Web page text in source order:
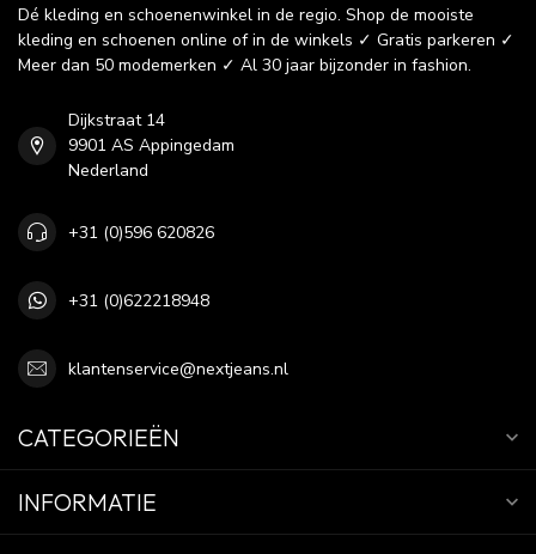
Dé kleding en schoenenwinkel in de regio. Shop de mooiste
kleding en schoenen online of in de winkels ✓ Gratis parkeren ✓
Meer dan 50 modemerken ✓ Al 30 jaar bijzonder in fashion.
Dijkstraat 14
9901 AS Appingedam
Nederland
+31 (0)596 620826
+31 (0)622218948
klantenservice@nextjeans.nl
CATEGORIEËN
INFORMATIE